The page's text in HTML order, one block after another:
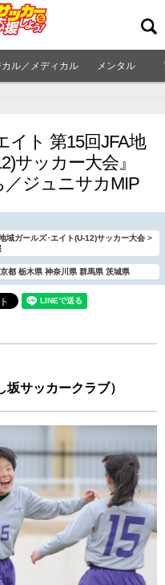
カル／メディカル メンタル
イト 第15回JFA地
サッカー大会』
ジュニサカMIP
域ガールズ･エイト(U-12)サッカー大会>
都 栃木県 神奈川県 群馬県 茨城県
サッカークラブ）